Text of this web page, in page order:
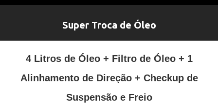
Super Troca de Óleo
4 Litros de Óleo + Filtro de Óleo + 1
Alinhamento de Direção + Checkup de
Suspensão e Freio